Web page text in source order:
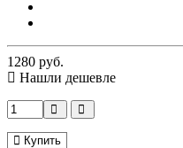
1280 руб.
Нашли дешевле
Купить